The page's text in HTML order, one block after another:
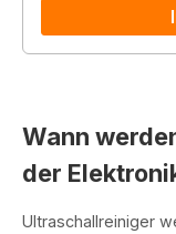
Wann
der
Ultraschallreiniger